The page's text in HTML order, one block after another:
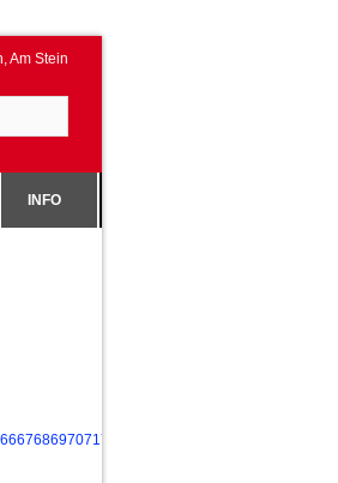
Am Stein
INFO
66676869707172